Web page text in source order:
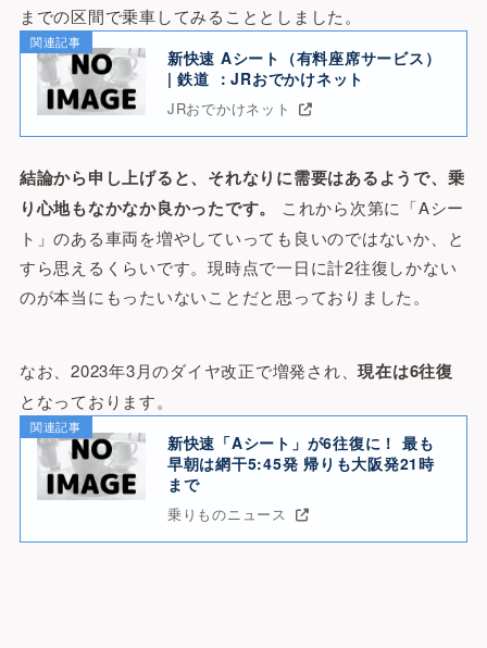
までの区間で乗車してみることとしました。
関連記事
新快速 Aシート（有料座席サービス）
| 鉄道 ：JRおでかけネット
JRおでかけネット
結論から申し上げると、それなりに需要はあるようで、乗
り心地もなかなか良かったです。
これから次第に「Aシー
ト」のある車両を増やしていっても良いのではないか、と
すら思えるくらいです。現時点で一日に計2往復しかない
のが本当にもったいないことだと思っておりました。
なお、2023年3月のダイヤ改正で増発され、現在は6往復
となっております。
関連記事
新快速「Aシート」が6往復に！ 最も
早朝は網干5:45発 帰りも大阪発21時
まで
乗りものニュース